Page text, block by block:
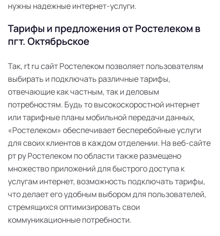
нужны надежные интернет-услуги.
Тарифы и предложения от Ростелеком в
пгт. Октябрьское
Так, rt ru сайт Ростелеком позволяет пользователям
выбирать и подключать различные тарифы,
отвечающие как частным, так и деловым
потребностям. Будь то высокоскоростной интернет
или тарифные планы мобильной передачи данных,
«Ростелеком» обеспечивает бесперебойные услуги
для своих клиентов в каждом отделении. На веб-сайте
рт ру Ростелеком по области также размещено
множество приложений для быстрого доступа к
услугам интернет, возможность подключать тарифы,
что делает его удобным выбором для пользователей,
стремящихся оптимизировать свои
коммуникационные потребности.